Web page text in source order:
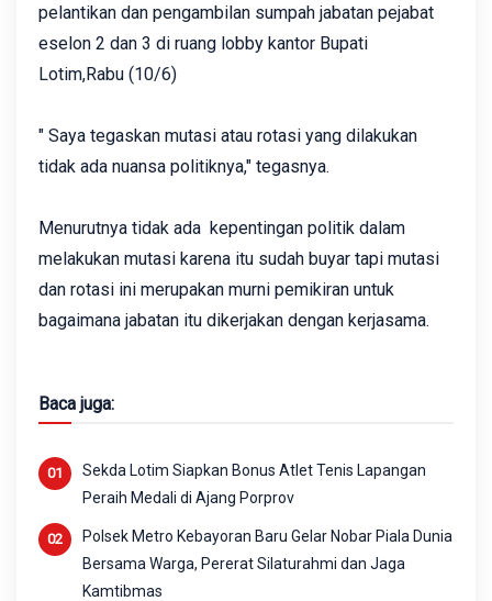
pelantikan dan pengambilan sumpah jabatan pejabat
eselon 2 dan 3 di ruang lobby kantor Bupati
Lotim,Rabu (10/6)
" Saya tegaskan mutasi atau rotasi yang dilakukan
tidak ada nuansa politiknya," tegasnya.
Menurutnya tidak ada kepentingan politik dalam
melakukan mutasi karena itu sudah buyar tapi mutasi
dan rotasi ini merupakan murni pemikiran untuk
bagaimana jabatan itu dikerjakan dengan kerjasama.
Baca juga:
Sekda Lotim Siapkan Bonus Atlet Tenis Lapangan
Peraih Medali di Ajang Porprov
Polsek Metro Kebayoran Baru Gelar Nobar Piala Dunia
Bersama Warga, Pererat Silaturahmi dan Jaga
Kamtibmas